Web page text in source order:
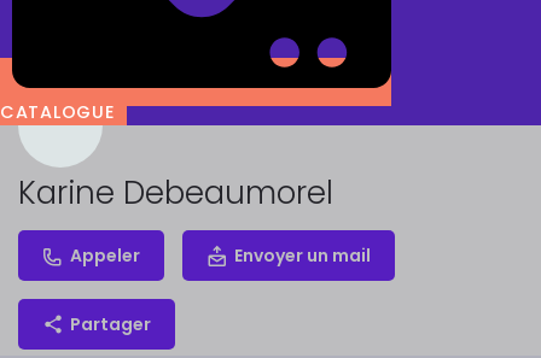
CATALOGUE
Karine Debeaumorel
Appeler Envoyer un mail
Partager